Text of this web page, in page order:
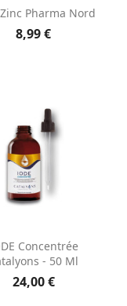
Pharma Nord
8,99 €
Concentrée
- 50 Ml
24,00 €